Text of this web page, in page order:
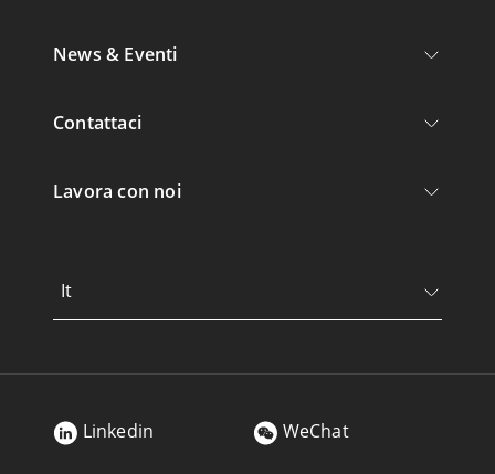
News & Eventi
Contattaci
Lavora con noi
It
Linkedin WeChat